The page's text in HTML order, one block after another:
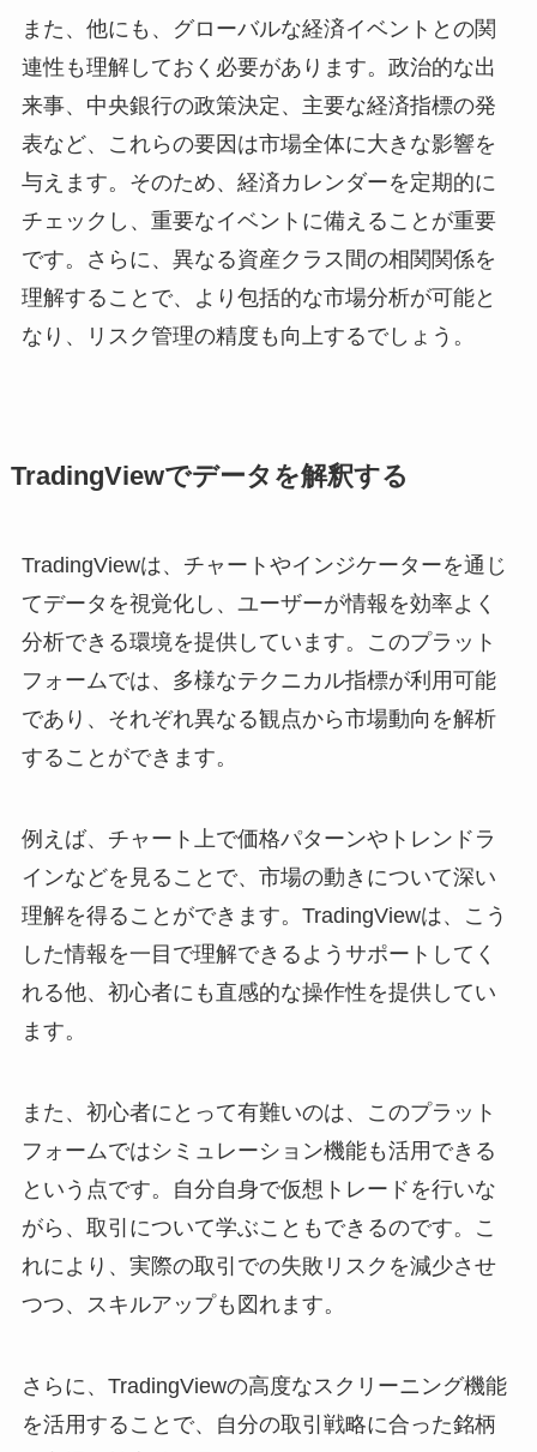
また、他にも、グローバルな経済イベントとの関
連性も理解しておく必要があります。政治的な出
来事、中央銀行の政策決定、主要な経済指標の発
表など、これらの要因は市場全体に大きな影響を
与えます。そのため、経済カレンダーを定期的に
チェックし、重要なイベントに備えることが重要
です。さらに、異なる資産クラス間の相関関係を
理解することで、より包括的な市場分析が可能と
なり、リスク管理の精度も向上するでしょう。
TradingViewでデータを解釈する
TradingViewは、チャートやインジケーターを通じ
てデータを視覚化し、ユーザーが情報を効率よく
分析できる環境を提供しています。このプラット
フォームでは、多様なテクニカル指標が利用可能
であり、それぞれ異なる観点から市場動向を解析
することができます。
例えば、チャート上で価格パターンやトレンドラ
インなどを見ることで、市場の動きについて深い
理解を得ることができます。TradingViewは、こう
した情報を一目で理解できるようサポートしてく
れる他、初心者にも直感的な操作性を提供してい
ます。
また、初心者にとって有難いのは、このプラット
フォームではシミュレーション機能も活用できる
という点です。自分自身で仮想トレードを行いな
がら、取引について学ぶこともできるのです。こ
れにより、実際の取引での失敗リスクを減少させ
つつ、スキルアップも図れます。
さらに、TradingViewの高度なスクリーニング機能
を活用することで、自分の取引戦略に合った銘柄